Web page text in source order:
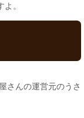
。
さんの運営元のうさ